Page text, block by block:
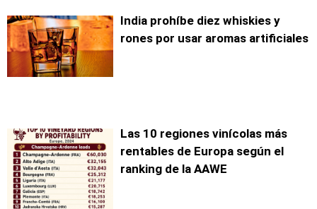
India prohíbe diez whiskies y
rones por usar aromas artificiales
Las 10 regiones vinícolas más
rentables de Europa según el
ranking de la AAWE